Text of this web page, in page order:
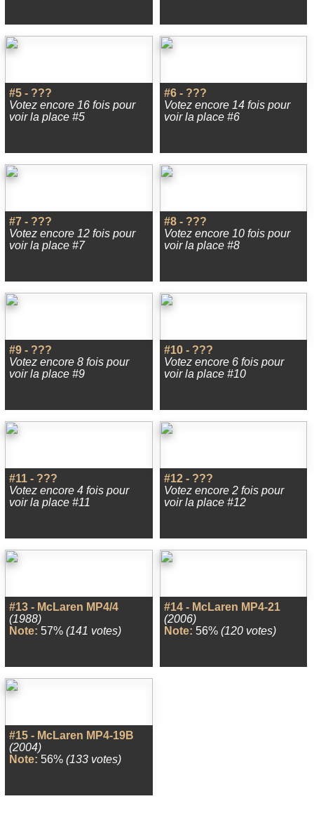
#5 - ???
Votez encore 16 fois pour
voir la place #5
#6 - ???
Votez encore 14 fois pour
voir la place #6
#7 - ???
Votez encore 12 fois pour
voir la place #7
#8 - ???
Votez encore 10 fois pour
voir la place #8
#9 - ???
Votez encore 8 fois pour
voir la place #9
#10 - ???
Votez encore 6 fois pour
voir la place #10
#11 - ???
Votez encore 4 fois pour
voir la place #11
#12 - ???
Votez encore 2 fois pour
voir la place #12
#13 - McLaren MP4/4
(1988)
Note: 57% (141 votes)
#14 - McLaren MP4-21
(2006)
Note: 56% (120 votes)
#15 - McLaren MP4-19B
(2004)
Note: 56% (133 votes)